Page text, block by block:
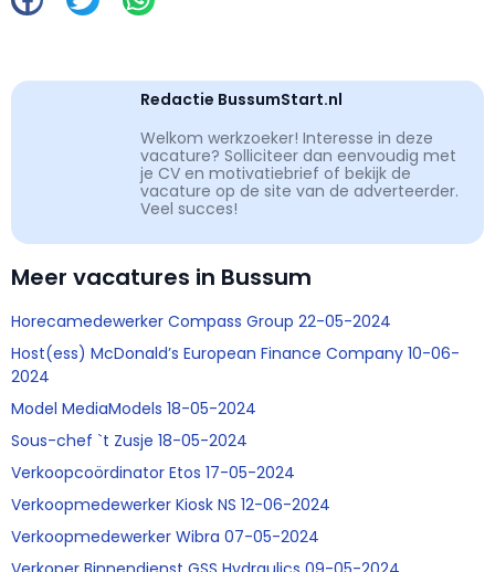
Redactie BussumStart.nl
Welkom werkzoeker! Interesse in deze
vacature? Solliciteer dan eenvoudig met
je CV en motivatiebrief of bekijk de
vacature op de site van de adverteerder.
Veel succes!
Meer vacatures in Bussum
Horecamedewerker Compass Group 22-05-2024
Host(ess) McDonald’s European Finance Company 10-06-
2024
Model MediaModels 18-05-2024
Sous-chef `t Zusje 18-05-2024
Verkoopcoördinator Etos 17-05-2024
Verkoopmedewerker Kiosk NS 12-06-2024
Verkoopmedewerker Wibra 07-05-2024